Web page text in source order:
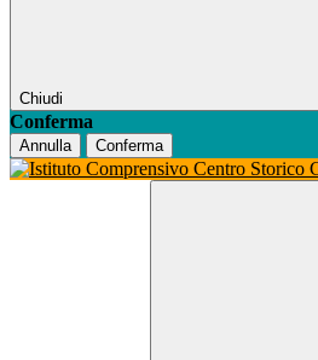
Chiudi
Conferma
Annulla Conferma